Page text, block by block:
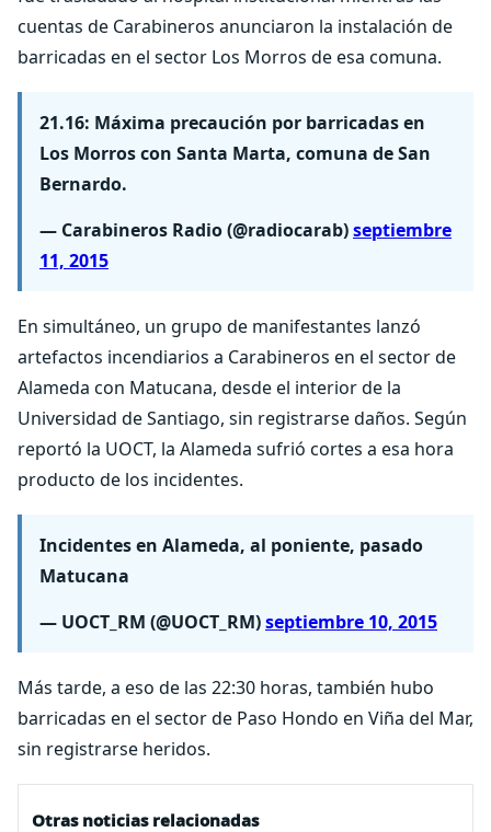
cuentas de Carabineros anunciaron la instalación de
barricadas en el sector Los Morros de esa comuna.
21.16: Máxima precaución por barricadas en
Los Morros con Santa Marta, comuna de San
Bernardo.
— Carabineros Radio (@radiocarab)septiembre
11, 2015
En simultáneo, un grupo de manifestantes lanzó
artefactos incendiarios a Carabineros en el sector de
Alameda con Matucana, desde el interior de la
Universidad de Santiago, sin registrarse daños. Según
reportó la UOCT, la Alameda sufrió cortes a esa hora
producto de los incidentes.
Incidentes en Alameda, al poniente, pasado
Matucana
— UOCT_RM (@UOCT_RM)septiembre 10, 2015
Más tarde, a eso de las 22:30 horas, también hubo
barricadas en el sector de Paso Hondo en Viña del Mar,
sin registrarse heridos.
Otras noticias relacionadas